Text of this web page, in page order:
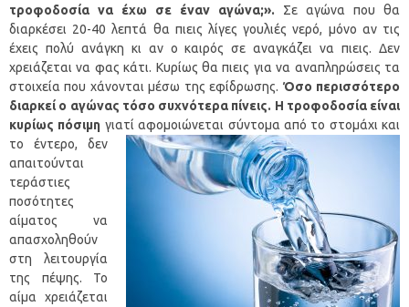
τροφοδοσία να έχω σε έναν αγώνα;». Σε αγώνα που θα
διαρκέσει 20-40 λεπτά θα πιεις λίγες γουλιές νερό, μόνο αν τις
έχεις πολύ ανάγκη κι αν ο καιρός σε αναγκάζει να πιεις. Δεν
χρειάζεται να φας κάτι. Κυρίως θα πιεις για να αναπληρώσεις τα
στοιχεία που χάνονται μέσω της εφίδρωσης. Όσο περισσότερο
διαρκεί ο αγώνας τόσο συχνότερα πίνεις. Η τροφοδοσία είναι
κυρίως πόσιμη γιατί αφομοιώνεται σύντομα από το στομάχι και
το έντερο, δεν
απαιτούνται
τεράστιες
ποσότητες
αίματος να
απασχοληθούν
στη λειτουργία
της πέψης. Το
αίμα χρειάζεται